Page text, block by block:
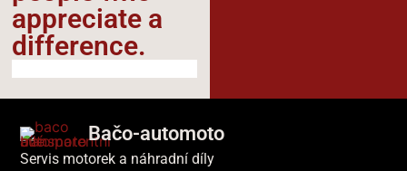
appreciate a
difference.​
Bačo-automoto
Servis motorek a náhradní díly